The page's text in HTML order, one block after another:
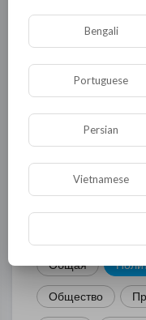
Общая
Общество
Bengali
Portuguese
Persian
Vietnamese